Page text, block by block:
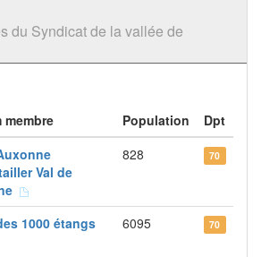
du Syndicat de la vallée de
membre Population
Dpt
Val de
828 70
1000 étangs 6095 70